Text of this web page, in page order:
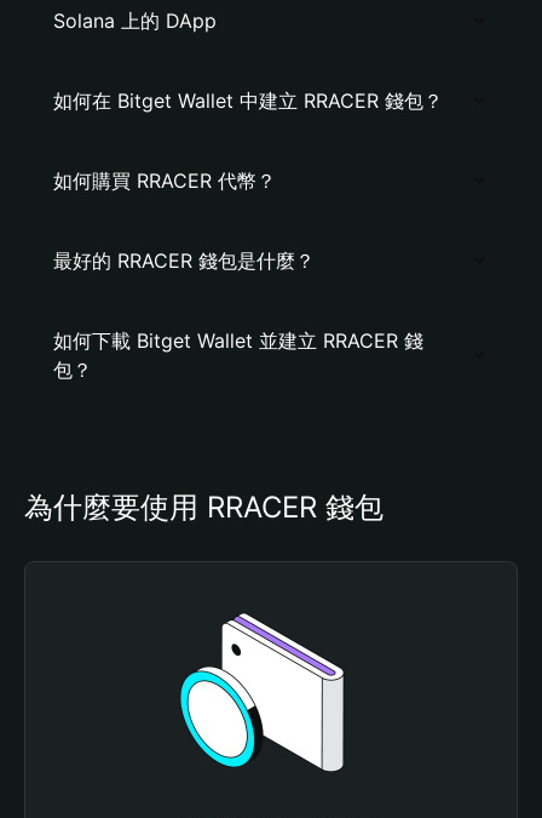
Solana 上的 DApp
如何在 Bitget Wallet 中建立 RRACER 錢包？
如何購買 RRACER 代幣？
最好的 RRACER 錢包是什麼？
如何下載 Bitget Wallet 並建立 RRACER 錢
包？
為什麼要使用 RRACER 錢包